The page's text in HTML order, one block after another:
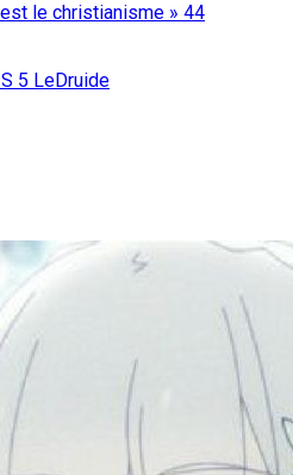
le christianisme » 44
5 LeDruide